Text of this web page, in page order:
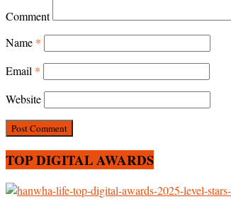
Comment
Name *
Email *
Website
TOP DIGITAL AWARDS